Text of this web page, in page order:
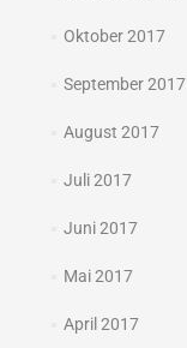
Oktober 2017
September 2017
August 2017
Juli 2017
Juni 2017
Mai 2017
April 2017